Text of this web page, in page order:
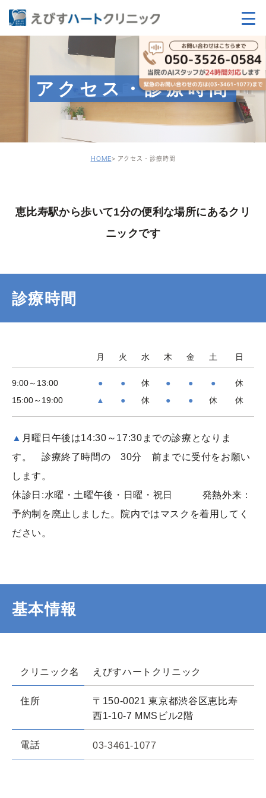
アクセス・診療時間
HOME アクセス・診療時間
恵比寿駅から歩いて1分の便利な場所にあるクリ
ニックです
診療時間
月 火 水 木 金 土 日
9:00～13:00 ● ● 休 ● ● ●
休
15:00～19:00
▲ ● 休 ● ● 休 休
▲ 月曜日午後は14:30～17:30までの診療となりま
す。 診療終了時間の 30分 前までに受付をお願い
します。
休診日:水曜・土曜午後・日曜・祝日 発熱外来：
予約制を廃止しました。院内ではマスクを着用してく
ださい。
基本情報
クリニック名 えびすハートクリニック
住所
〒150-0021 東京都渋谷区恵比寿
西1-10-7 MMSビル2階
電話 03-3461-1077